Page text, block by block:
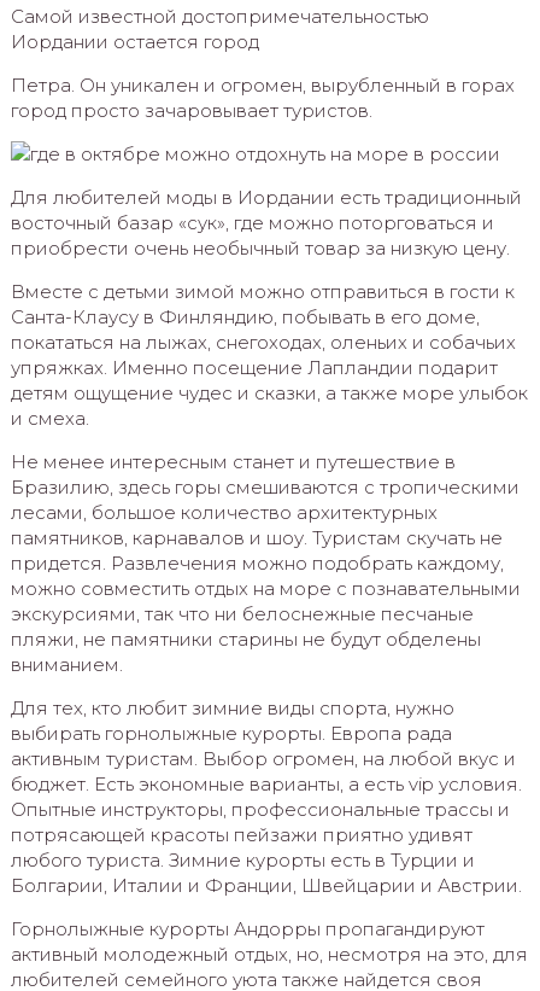
Самой известной достопримечательностью
Иордании остается город
Петра. Он уникален и огромен, вырубленный в горах
город просто зачаровывает туристов.
Для любителей моды в Иордании есть традиционный
восточный базар «сук», где можно поторговаться и
приобрести очень необычный товар за низкую цену.
Вместе с детьми зимой можно отправиться в гости к
Санта-Клаусу в Финляндию, побывать в его доме,
покататься на лыжах, снегоходах, оленьих и собачьих
упряжках. Именно посещение Лапландии подарит
детям ощущение чудес и сказки, а также море улыбок
и смеха.
Не менее интересным станет и путешествие в
Бразилию, здесь горы смешиваются с тропическими
лесами, большое количество архитектурных
памятников, карнавалов и шоу. Туристам скучать не
придется. Развлечения можно подобрать каждому,
можно совместить отдых на море с познавательными
экскурсиями, так что ни белоснежные песчаные
пляжи, не памятники старины не будут обделены
вниманием.
Для тех, кто любит зимние виды спорта, нужно
выбирать горнолыжные курорты. Европа рада
активным туристам. Выбор огромен, на любой вкус и
бюджет. Есть экономные варианты, а есть vip условия.
Опытные инструкторы, профессиональные трассы и
потрясающей красоты пейзажи приятно удивят
любого туриста. Зимние курорты есть в Турции и
Болгарии, Италии и Франции, Швейцарии и Австрии.
Горнолыжные курорты Андорры пропагандируют
активный молодежный отдых, но, несмотря на это, для
любителей семейного уюта также найдется своя